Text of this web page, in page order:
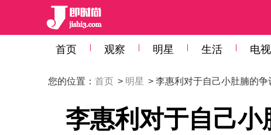
首页 观察 明星 生活 电
您的位置： 首页 > 明星 > 李惠利对于自己小肚腩的
李惠利对于自己